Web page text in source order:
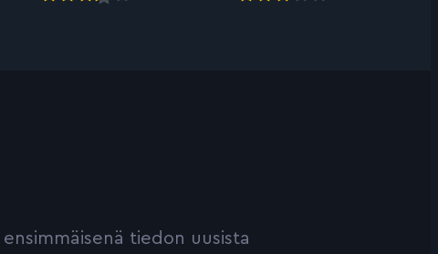
tiedon uusista